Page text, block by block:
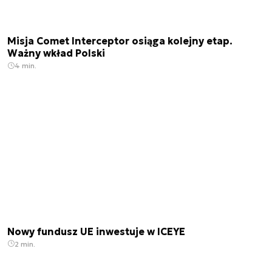
Misja Comet Interceptor osiąga kolejny etap.
Ważny wkład Polski
4 min.
Nowy fundusz UE inwestuje w ICEYE
2 min.